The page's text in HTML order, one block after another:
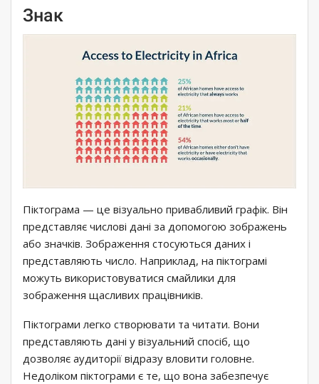
Знак
Піктограма — це візуально привабливий графік. Він
представляє числові дані за допомогою зображень
або значків. Зображення стосуються даних і
представляють число. Наприклад, на піктограмі
можуть використовуватися смайлики для
зображення щасливих працівників.
Піктограми легко створювати та читати. Вони
представляють дані у візуальний спосіб, що
дозволяє аудиторії відразу вловити головне.
Недоліком піктограми є те, що вона забезпечує